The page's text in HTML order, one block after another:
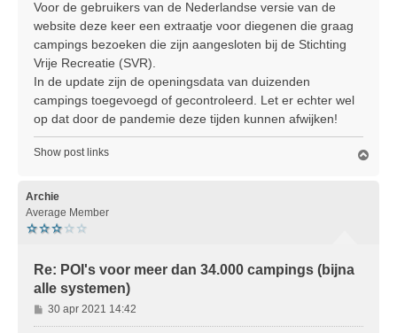
Voor de gebruikers van de Nederlandse versie van de
website deze keer een extraatje voor diegenen die graag
campings bezoeken die zijn aangesloten bij de Stichting
Vrije Recreatie (SVR).
In de update zijn de openingsdata van duizenden
campings toegevoegd of gecontroleerd. Let er echter wel
op dat door de pandemie deze tijden kunnen afwijken!
Show post links
Archie
Average Member
Re: POI's voor meer dan 34.000 campings (bijna
alle systemen)
B
e
30 apr 2021 14:42